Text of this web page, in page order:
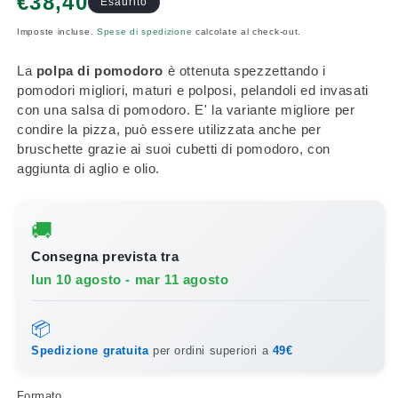
listino
Imposte incluse. Spese di spedizione calcolate al check-out.
La polpa di pomodoro è ottenuta spezzettando i
pomodori migliori, maturi e polposi, pelandoli ed invasati
con una salsa di pomodoro. E' la variante migliore per
condire la pizza, può essere utilizzata anche per
bruschette grazie ai suoi cubetti di pomodoro, con
aggiunta di aglio e olio.
🚚
Consegna prevista tra
lun 10 agosto - mar 11 agosto
📦
Spedizione gratuita per ordini superiori a 49€